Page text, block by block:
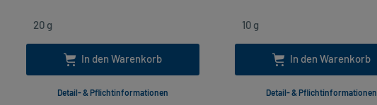
In den Warenkorb
Detail- & Pflichtinformationen
In den Warenkorb
Detail- & Pflichtinformationen